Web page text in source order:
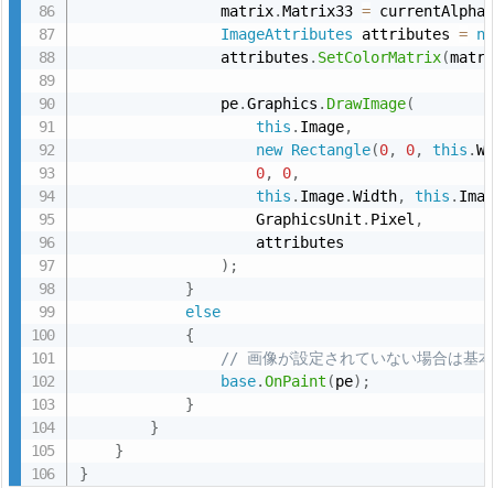
組
み
込
み
3.
1
フ
ー
ム
の
デ
イ
ン
                matrix
.Matrix33 = currentAlpha
ImageAttributes attributes =
                attributes
. SetColorMatrix(
                pe
.Graphics . DrawImage(
this . Image,
new Rectangle(0, 0, this .
0, 0,
this . Image.Width, this .
                    GraphicsUnit
. Pixel ,
                    attributes
) ;
}
else
{
// 画像が設定されていない場合は基
base.OnPaint (pe) ;
}
}
}
}